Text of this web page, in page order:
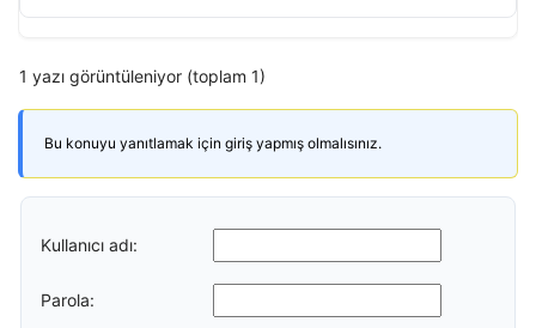
1 yazı görüntüleniyor (toplam 1)
Bu konuyu yanıtlamak için giriş yapmış olmalısınız.
Kullanıcı adı:
Parola: